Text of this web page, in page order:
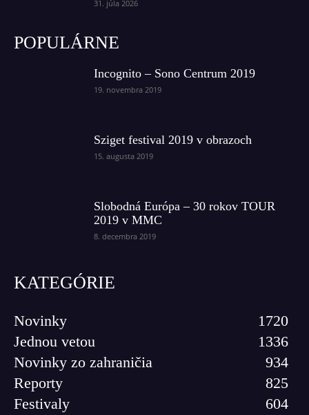
31. júla 2026
POPULÁRNE
Incognito – Sono Centrum 2019
19. novembra 2019
Sziget festival 2019 v obrazoch
15. augusta 2019
Slobodná Európa – 30 rokov TOUR
2019 v MMC
8. decembra 2019
KATEGÓRIE
Novinky
1720
Jednou vetou
1336
Novinky zo zahraničia
934
Reporty
825
Festivaly
604